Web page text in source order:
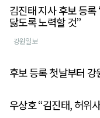
김진태 지사 후보 등
닳도록 노력할 것”
강원일보
후보 등록 첫날부터
우상호 “김진태, 허위